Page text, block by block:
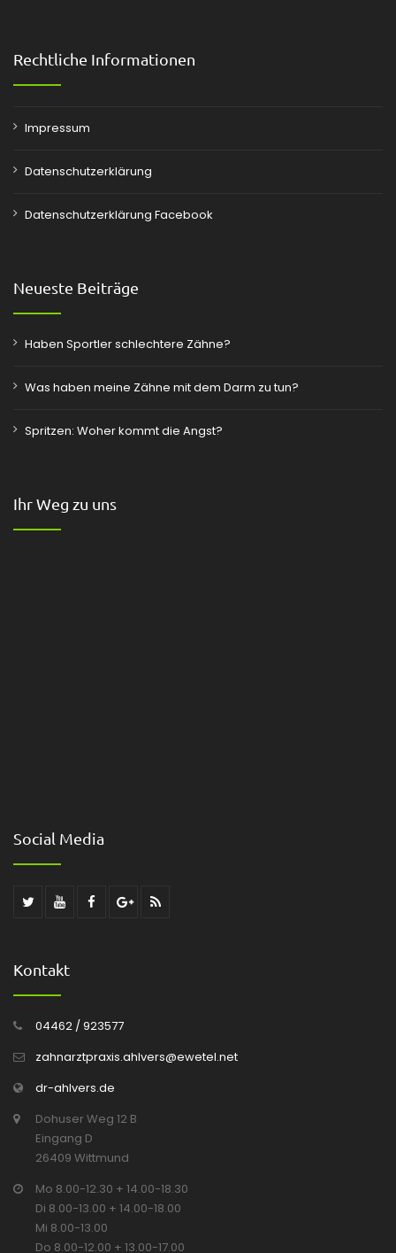
Rechtliche Informationen
Impressum
Datenschutzerklärung
Datenschutzerklärung Facebook
Neueste Beiträge
Haben Sportler schlechtere Zähne?
Was haben meine Zähne mit dem Darm zu tun?
Spritzen: Woher kommt die Angst?
Ihr Weg zu uns
Social Media
Kontakt
04462 / 923577
zahnarztpraxis.ahlvers@ewetel.net
dr-ahlvers.de
Dohuser Weg 12 B
Eingang D
26409 Wittmund
Mo 8.00-12.30 + 14.00-18.30
Di 8.00-13.00 + 14.00-18.00
Mi 8.00-13.00
Do 8.00-12.00 + 13.00-17.00